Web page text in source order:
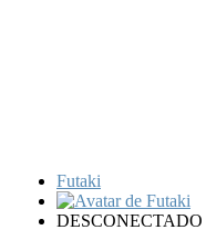
Futaki
DESCONECTADO